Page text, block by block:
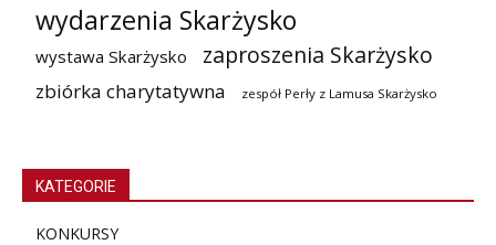
wydarzenia Skarżysko
wystawa Skarżysko zaproszenia Skarżysko
zbiórka charytatywna zespół Perły z Lamusa Skarżysko
KATEGORIE
KONKURSY